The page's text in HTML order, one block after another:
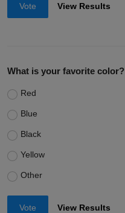
Vote View Results
What is your favorite color?
Red
Blue
Black
Yellow
Other
Vote View Results